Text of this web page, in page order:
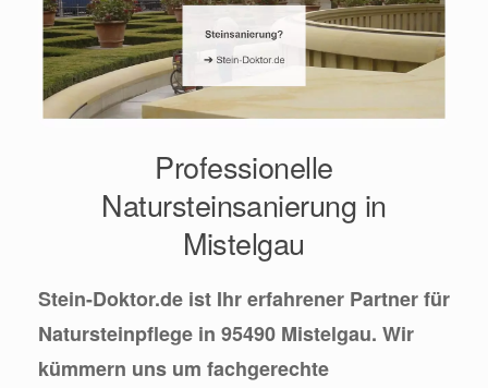
Professionelle
Natursteinsanierung in
Mistelgau
Stein-Doktor.de ist Ihr erfahrener Partner für
Natursteinpflege in 95490 Mistelgau. Wir
kümmern uns um fachgerechte